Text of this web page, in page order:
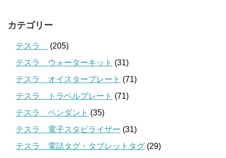
カテゴリー
テスラ
(205)
テスラ ウォーターキット (31)
テスラ オイスタープレート (71)
テスラ トラベルプレート (71)
テスラ ペンダント (35)
テスラ 電子スタビライザー (31)
テスラ 電話タグ・タブレットタグ (29)